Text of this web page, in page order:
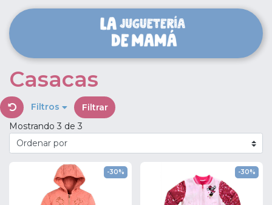
Casacas
Filtros
Filtrar
Mostrando 3 de 3
-30% -30%